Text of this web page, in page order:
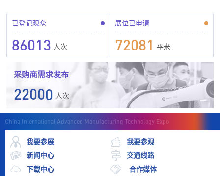
已登记观众
6
7
8
9
,
.
4
5
6
7
8
9
,
.
8
9
0
1
2
3
4
5
6
7
8
9
0
1
2
3
4
5
6
7
8
9
1
2
3
4
5
6
7
8
9
,
.
人次
展位已申请
5
6
7
8
9
,
0
1
2
3
4
5
6
7
8
9
8
9
0
1
2
3
4
5
6
7
8
6
7
8
9
,
.
9
0
1
2
3
4
6
7
8
9
平米
采购商需求发布
7
8
9
1
2
4
5
6
7
7
8
9
1
2
4
5
6
7
5
6
7
9
0
2
3
4
5
5
6
7
9
0
2
3
4
5
5
6
7
9
0
2
3
4
5
人次
‌China International Advanced Manufacturing Technology Expo‌
我要参展
我要参观
新闻中心
交通线路
下载中心
合作媒体